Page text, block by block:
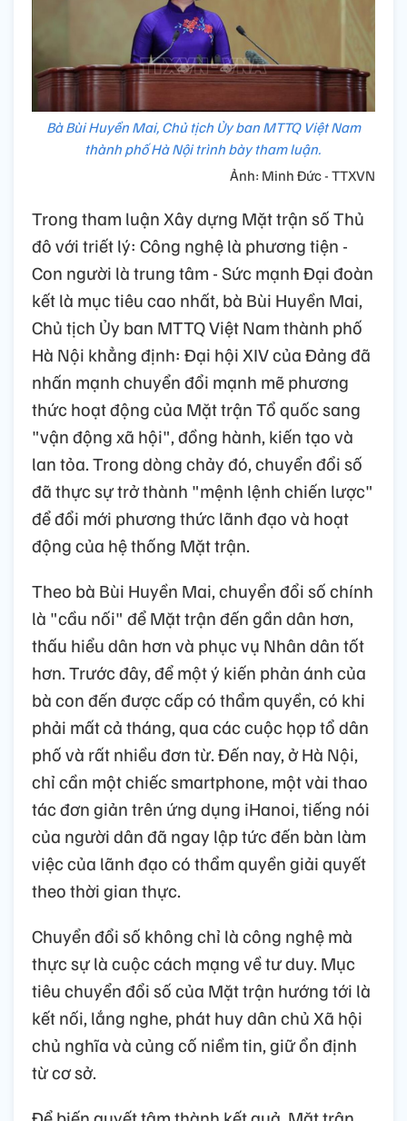
Bà Bùi Huyền Mai, Chủ tịch Ủy ban MTTQ Việt Nam
thành phố Hà Nội trình bày tham luận.
Ảnh: Minh Đức - TTXVN
Trong tham luận Xây dựng Mặt trận số Thủ
đô với triết lý: Công nghệ là phương tiện -
Con người là trung tâm - Sức mạnh Đại đoàn
kết là mục tiêu cao nhất, bà Bùi Huyền Mai,
Chủ tịch Ủy ban MTTQ Việt Nam thành phố
Hà Nội khẳng định: Đại hội XIV của Đảng đã
nhấn mạnh chuyển đổi mạnh mẽ phương
thức hoạt động của Mặt trận Tổ quốc sang
"vận động xã hội", đồng hành, kiến tạo và
lan tỏa. Trong dòng chảy đó, chuyển đổi số
đã thực sự trở thành "mệnh lệnh chiến lược"
để đổi mới phương thức lãnh đạo và hoạt
động của hệ thống Mặt trận.
Theo bà Bùi Huyền Mai, chuyển đổi số chính
là "cầu nối" để Mặt trận đến gần dân hơn,
thấu hiểu dân hơn và phục vụ Nhân dân tốt
hơn. Trước đây, để một ý kiến phản ánh của
bà con đến được cấp có thẩm quyền, có khi
phải mất cả tháng, qua các cuộc họp tổ dân
phố và rất nhiều đơn từ. Đến nay, ở Hà Nội,
chỉ cần một chiếc smartphone, một vài thao
tác đơn giản trên ứng dụng iHanoi, tiếng nói
của người dân đã ngay lập tức đến bàn làm
việc của lãnh đạo có thẩm quyền giải quyết
theo thời gian thực.
Chuyển đổi số không chỉ là công nghệ mà
thực sự là cuộc cách mạng về tư duy. Mục
tiêu chuyển đổi số của Mặt trận hướng tới là
kết nối, lắng nghe, phát huy dân chủ Xã hội
chủ nghĩa và củng cố niềm tin, giữ ổn định
từ cơ sở.